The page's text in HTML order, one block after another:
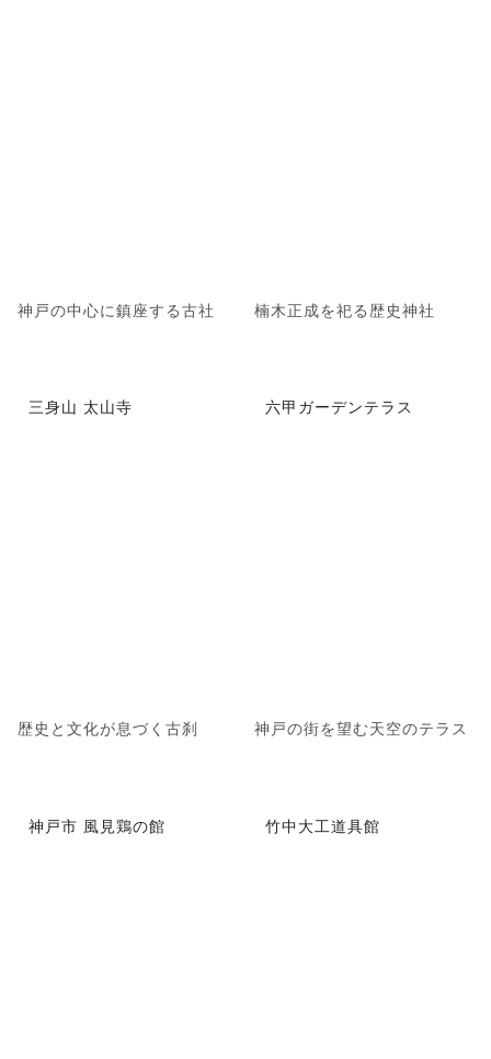
神戸の中心に鎮座する古社 楠木正成を祀る歴史神社
三身山 太山寺
歴史と文化が息づく古刹
六甲ガーデンテラス
神戸の街を望む天空のテラス
神戸市 風見鶏の館 竹中大工道具館